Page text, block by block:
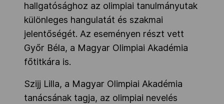
hallgatósághoz az olimpiai tanulmányutak
különleges hangulatát és szakmai
jelentőségét. Az eseményen részt vett
Győr Béla, a Magyar Olimpiai Akadémia
főtitkára is.
Szijj Lilla, a Magyar Olimpiai Akadémia
tanácsának tagja, az olimpiai nevelés